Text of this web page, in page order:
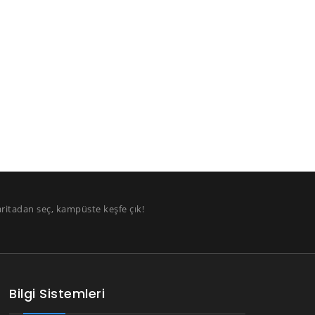
seç, kampüste keşfe çık!
Bilgi Sistemleri